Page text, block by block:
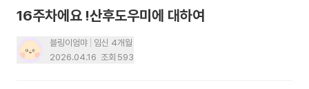
16주차에요 !산후도우미에 대하여
블링이엄먀
임신 4개월
2026.04.16 조회 593